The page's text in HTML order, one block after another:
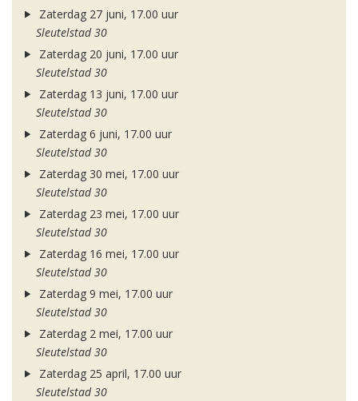
Zaterdag 27 juni, 17.00 uur
Sleutelstad 30
Zaterdag 20 juni, 17.00 uur
Sleutelstad 30
Zaterdag 13 juni, 17.00 uur
Sleutelstad 30
Zaterdag 6 juni, 17.00 uur
Sleutelstad 30
Zaterdag 30 mei, 17.00 uur
Sleutelstad 30
Zaterdag 23 mei, 17.00 uur
Sleutelstad 30
Zaterdag 16 mei, 17.00 uur
Sleutelstad 30
Zaterdag 9 mei, 17.00 uur
Sleutelstad 30
Zaterdag 2 mei, 17.00 uur
Sleutelstad 30
Zaterdag 25 april, 17.00 uur
Sleutelstad 30